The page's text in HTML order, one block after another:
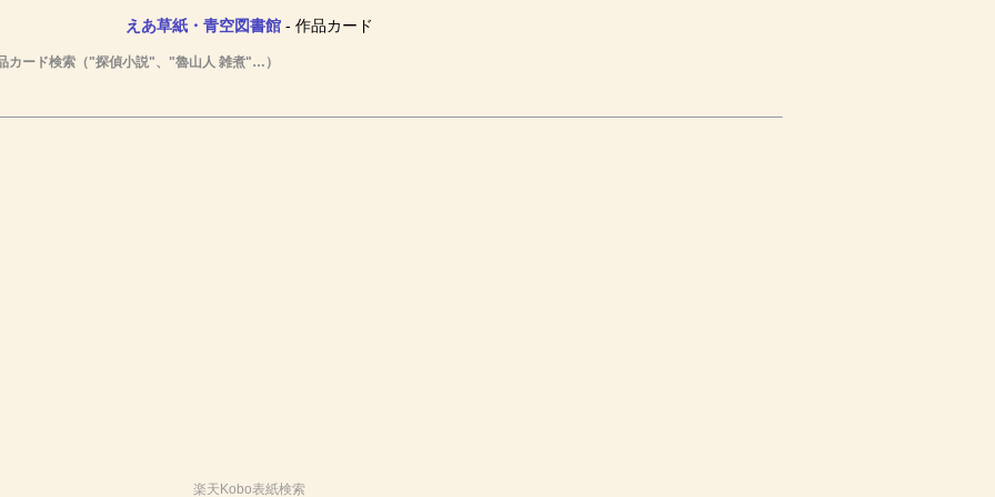
えあ草紙・青空図書館- 作品カード
カード検索（"探偵小説"、"魯山人 雑煮"…）
楽天Kobo表紙検索